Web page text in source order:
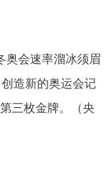
奥会速率溜冰须眉
造新的奥运会记
三枚金牌。（央